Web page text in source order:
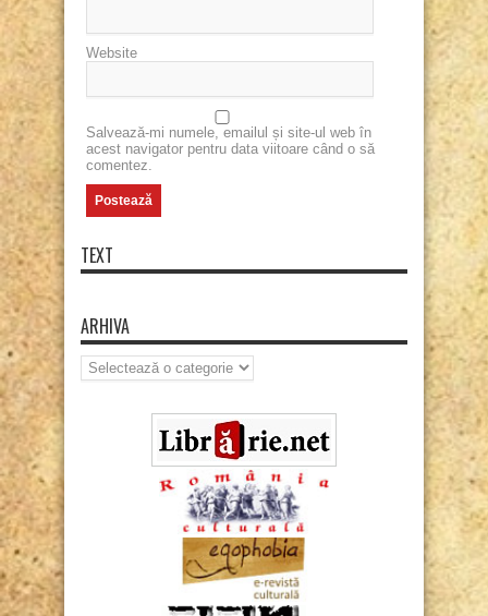
Website
Salvează-mi numele, emailul și site-ul web în
acest navigator pentru data viitoare când o să
comentez.
TEXT
ARHIVA
Arhiva